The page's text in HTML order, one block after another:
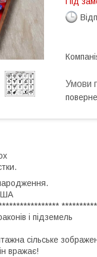
і підземель
сільське
вражає!